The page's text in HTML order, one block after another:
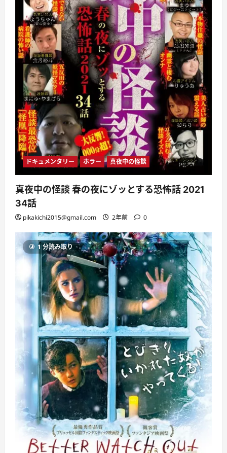
ドキュメンタリー ホラー 真夜中の怪談
真夜中の怪談 春の夜にゾッとする恐怖話 2021
34話
pikakichi2015@gmail.com 2年前 0
1 分読み取り